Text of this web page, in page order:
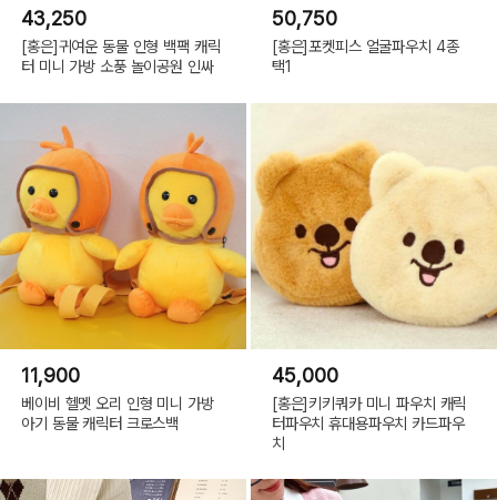
43,250
[홍은]귀여운 동물 인형 백팩 캐릭
터 미니 가방 소풍 놀이공원 인싸
50,750
[홍은]포켓피스 얼굴파우치 4종
택1
11,900
베이비 헬멧 오리 인형 미니 가방
아기 동물 캐릭터 크로스백
45,000
[홍은]키키쿼카 미니 파우치 캐릭
터파우치 휴대용파우치 카드파우
치